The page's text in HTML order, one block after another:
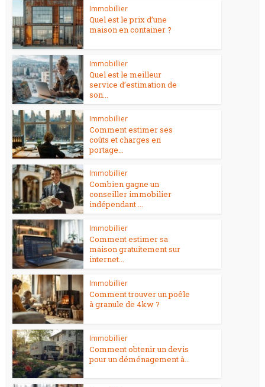
Immobillier
Quel est le prix d’une
maison en container ?
Immobillier
Quel est le meilleur
service d’estimation de
son...
Immobillier
Comment estimer ses
coûts et charges en
portage...
Immobillier
Combien gagne un
conseiller immobilier
indépendant ...
Immobillier
Comment estimer sa
maison gratuitement sur
internet...
Immobillier
Comment trouver un poêle
à granule de 4kw ?
Immobillier
Comment obtenir un devis
pour un déménagement à...